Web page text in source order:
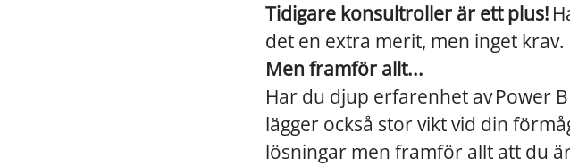
Tidigare konsultroller är ett plus!
det en extra merit, men inget krav.
Men framför allt...
Har du djup erfarenhet av Power
lägger också stor vikt vid din
lösningar men framför allt att du